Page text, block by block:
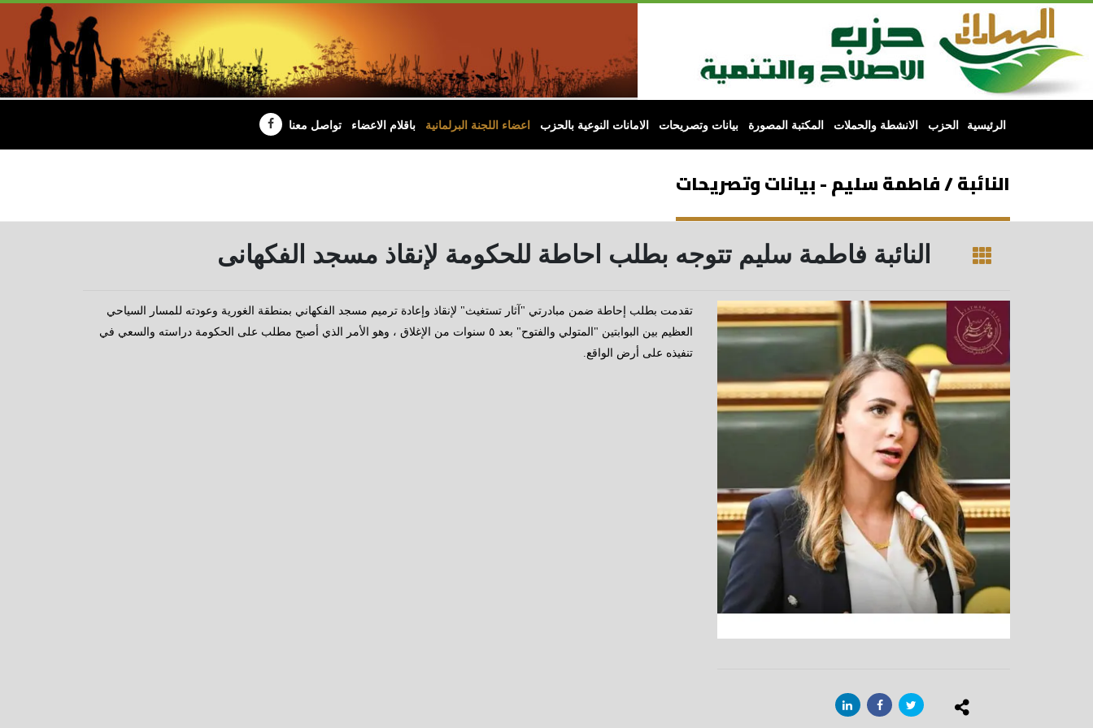
الرئيسية الحزب الانشطة والحملات المكتبة المصورة بيانات وتصريحات الامانات النوعية بالحزب اعضاء اللجنة البرلمانية باقلام الاعضاء تواصل معنا
النائبة / فاطمة سليم - بيانات وتصريحات
النائبة فاطمة سليم تتوجه بطلب احاطة للحكومة لإنقاذ مسجد الفكهانى
تقدمت بطلب إحاطة ضمن مبادرتي "آثار تستغيث" لإنقاذ وإعادة ترميم مسجد الفكهاني بمنطقة الغورية وعودته للمسار السياحي
العظيم بين البوابتين "المتولي والفتوح" بعد ٥ سنوات من الإغلاق ، وهو الأمر الذي أصبح مطلب على الحكومة دراسته والسعي في
تنفيذه على أرض الواقع.